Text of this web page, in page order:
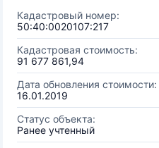
Кадастровый номер:
50:40:0020107:217
Кадастровая стоимость:
91 677 861,94
Дата обновления стоимости:
16.01.2019
Статус объекта:
Ранее учтенный